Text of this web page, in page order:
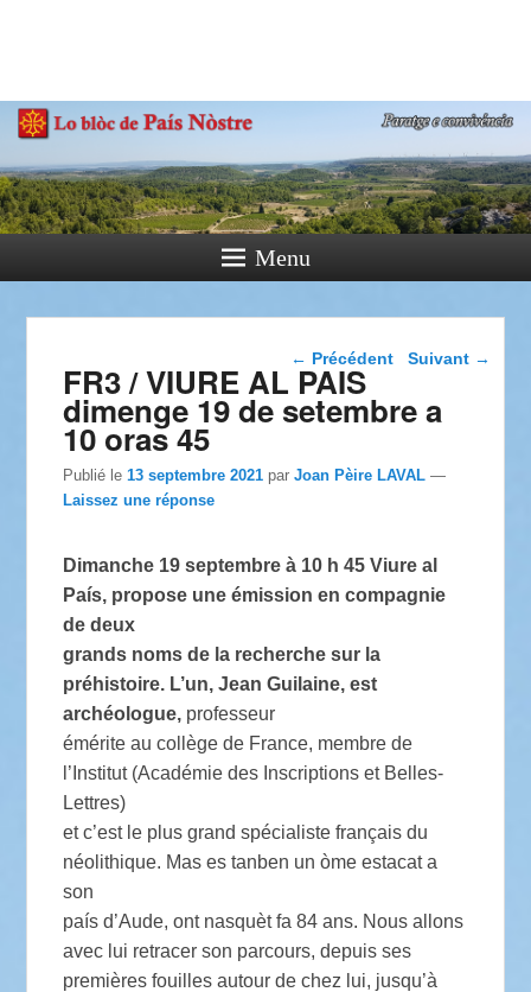
Paratge e Convivència
Menu
Navigation dans les
← Précédent Suivant →
FR3 / VIURE AL PAIS
dimenge 19 de setembre a
10 oras 45
Publié le13 septembre 2021 parJoan Pèire LAVAL —
Laissez une réponse
Dimanche 19 septembre à 10 h 45 Viure al
País, propose une émission en compagnie
de deux
grands noms de la recherche sur la
préhistoire. L’un, Jean Guilaine, est
archéologue, professeur
émérite au collège de France, membre de
l’Institut (Académie des Inscriptions et Belles-
Lettres)
et c’est le plus grand spécialiste français du
néolithique. Mas es tanben un òme estacat a
son
país d’Aude, ont nasquèt fa 84 ans. Nous allons
avec lui retracer son parcours, depuis ses
premières fouilles autour de chez lui, jusqu’à